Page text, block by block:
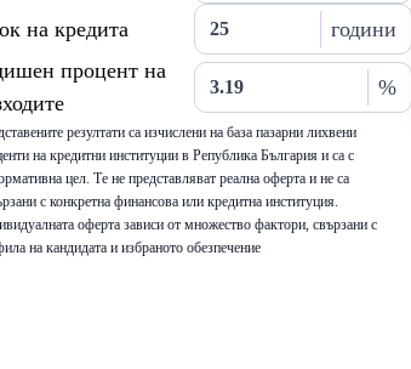
на кредита
години
процент на
%
резултати са изчислени на база пазарни лихвени
на кредитни институции в Република България и са с
цел. Те не представляват реална оферта и не са
с конкретна финансова или кредитна институция.
оферта зависи от множество фактори, свързани с
на кандидата и избраното обезпечение